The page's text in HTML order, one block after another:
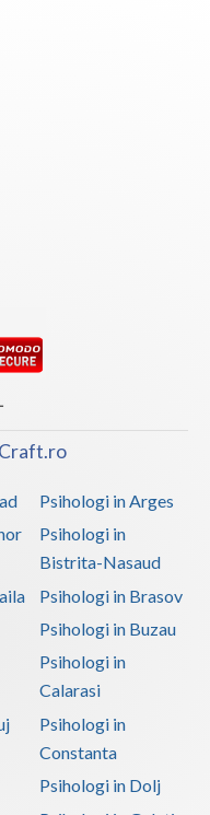
Psihologi in Arges
Psihologi in
Bistrita-Nasaud
Psihologi in Brasov
Psihologi in Buzau
Psihologi in
Calarasi
Psihologi in
Constanta
Psihologi in Dolj